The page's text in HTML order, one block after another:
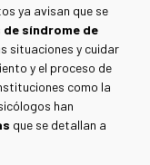
ya avisan que se
síndrome de
situaciones y cuidar
y el proceso de
como la
han
que se detallan a